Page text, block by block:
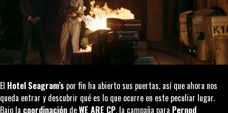
El Hotel Seagram’s por fin ha abierto sus puertas, así que ahora nos
queda entrar y descubrir qué es lo que ocurre en este peculiar lugar.
Bajo la coordinación deWE ARE CP, la campaña para Pernod